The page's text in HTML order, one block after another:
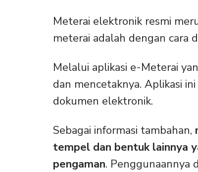
Meterai elektronik resmi
meterai adalah dengan cara
Melalui aplikasi e-Meterai
dan mencetaknya. Aplikasi
dokumen elektronik.
Sebagai informasi tambahan,
tempel dan bentuk lainnya
pengaman. Penggunaannya